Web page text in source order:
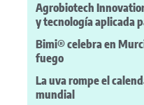
Agrobiotech
y tecnología aplicada
Bimi® celebra en
fuego
La uva rompe el
mundial